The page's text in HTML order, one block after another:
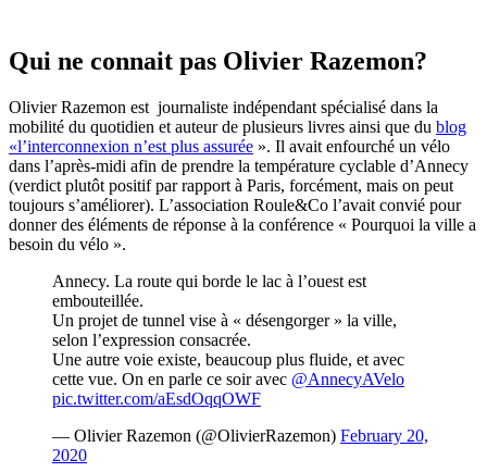
Qui ne connait pas Olivier Razemon?
Olivier Razemon est journaliste indépendant spécialisé dans la
mobilité du quotidien et auteur de plusieurs livres ainsi que du blog
«l’interconnexion n’est plus assurée ». Il avait enfourché un vélo
dans l’après-midi afin de prendre la température cyclable d’Annecy
(verdict plutôt positif par rapport à Paris, forcément, mais on peut
toujours s’améliorer). L’association Roule&Co l’avait convié pour
donner des éléments de réponse à la conférence « Pourquoi la ville a
besoin du vélo ».
Annecy. La route qui borde le lac à l’ouest est
embouteillée.
Un projet de tunnel vise à « désengorger » la ville,
selon l’expression consacrée.
Une autre voie existe, beaucoup plus fluide, et avec
cette vue. On en parle ce soir avec @AnnecyAVelo
pic.twitter.com/aEsdOqqOWF
— Olivier Razemon (@OlivierRazemon) February 20,
2020